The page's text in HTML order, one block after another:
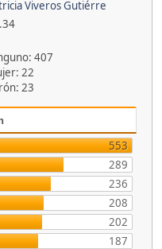
Viveros Gutiérre
407
22
23
553
289
236
208
202
187